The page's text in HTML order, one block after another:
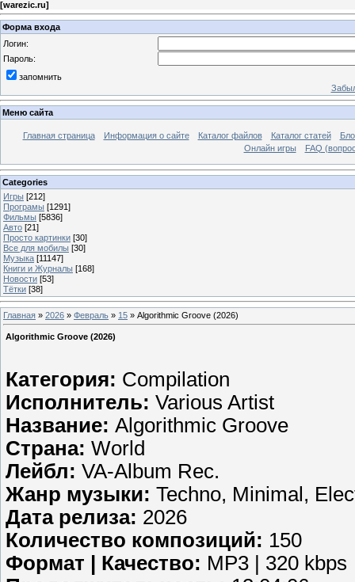
[warezic.ru]
Форма входа
Логин:
Пароль:
запомнить
Меню сайта
Главная страница Информация о сайте Каталог файлов Каталог статей
Онлайн игры
FAQ
Categories
Игры [212]
Програмы [1291]
Фильмы [5836]
Авто [21]
Просто картинки [30]
Все для мобилы [30]
Музыка [11147]
Книги и Журналы [168]
Новости [53]
Тётки [38]
Главная » 2026 » Февраль » 15 » Algorithmic Groove (2026)
Algorithmic Groove (2026)
Категория: Compilation
Исполнитель: Various Artist
Название: Algorithmic Groove
Страна: World
Лейбл: VA-Album Rec.
Жанр музыки: Techno, Minimal,
Дата релиза: 2026
Количество композиций: 150
Формат | Качество: MP3 | 320 kbps